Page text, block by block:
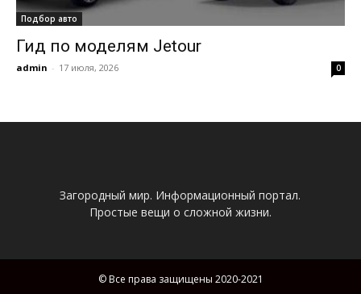
Подбор авто
Гид по моделям Jetour
admin - 17 июля, 2026 0
Загородный мир. Информационный портал.
Простые вещи о сложной жизни.
© Все права защищены 2020-2021